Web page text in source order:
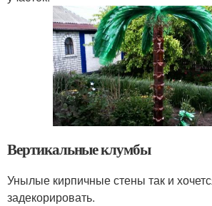
Вертикальные клумбы
Унылые кирпичные стены так и
задекорировать.